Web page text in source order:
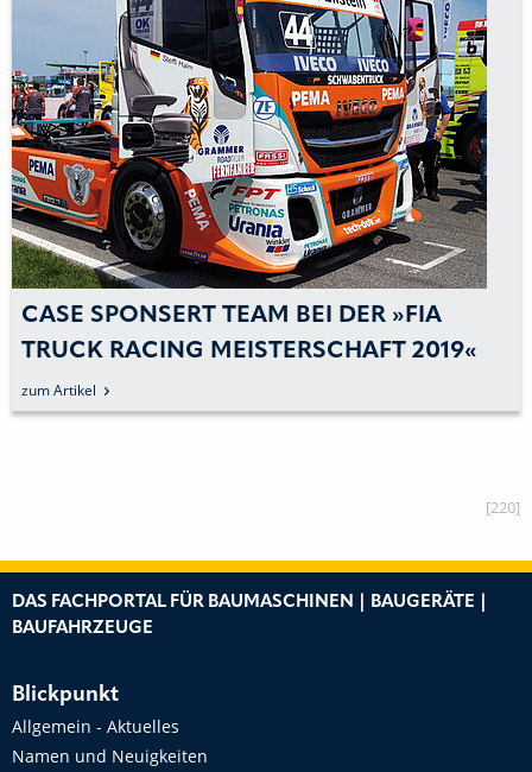
CASE SPONSERT TEAM BEI DER »FIA
TRUCK RACING MEISTERSCHAFT 2019«
zum Artikel
[220]
DAS FACHPORTAL FÜR BAUMASCHINEN | BAUGERÄTE |
BAUFAHRZEUGE
Blickpunkt
Allgemein - Aktuelles
Namen und Neuigkeiten